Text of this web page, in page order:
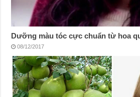
Dưỡng màu tóc cực chuẩn từ hoa
08/12/2017